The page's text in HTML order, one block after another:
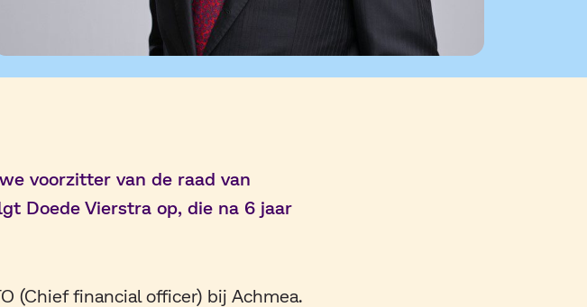
voorzitter van de raad van
Doede Vierstra op, die na 6 jaar
(Chief financial officer) bij Achmea.